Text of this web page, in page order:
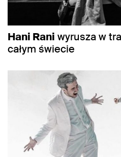
Hani Rani wyrusza w
całym świecie